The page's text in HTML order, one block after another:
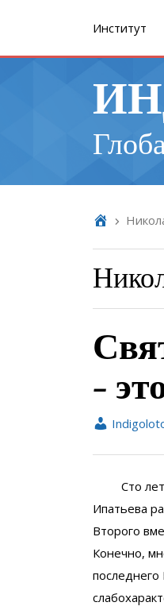
Институт
–
Сто лет
Ипатьева
Второго
Конечно,
последнего